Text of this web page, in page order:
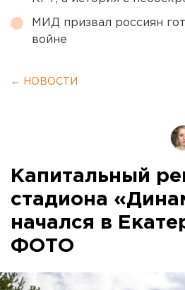
МИД призвал россиян
войне
← НОВОСТИ
Капитальный
стадиона
начался в
ФОТО